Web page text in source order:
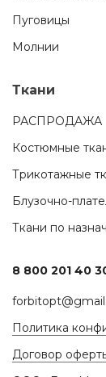
Пуговицы
Молнии
Ткани
РАСПРОДАЖА
Костюмные
Трикотажные
Блузочно-
Ткани по
8 800 201 40
Политика
Договор